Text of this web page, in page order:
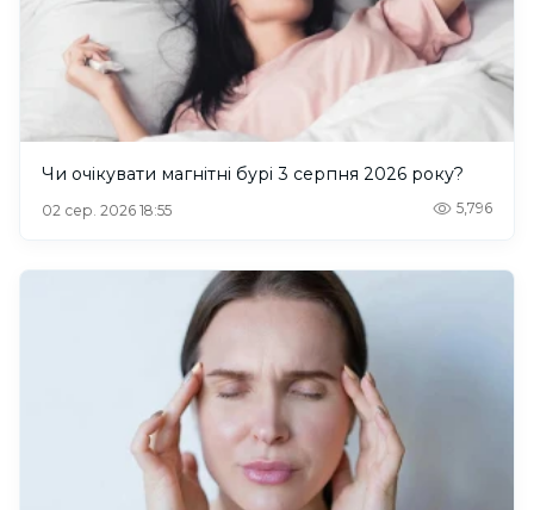
Чи очікувати магнітні бурі 3 серпня 2026 року?
02 сер. 2026 18:55 5,796